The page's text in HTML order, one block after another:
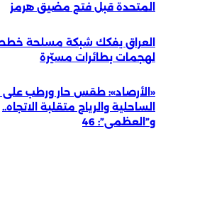
المتحدة قبل فتح مضيق هرمز
العراق يفكك شبكة مسلحة
لهجمات بطائرات مسيّرة
«الأرصاد»: طقس حار ورطب على
الساحلية والرياح متقلبة الاتجاه..
و”العظمى”: 46